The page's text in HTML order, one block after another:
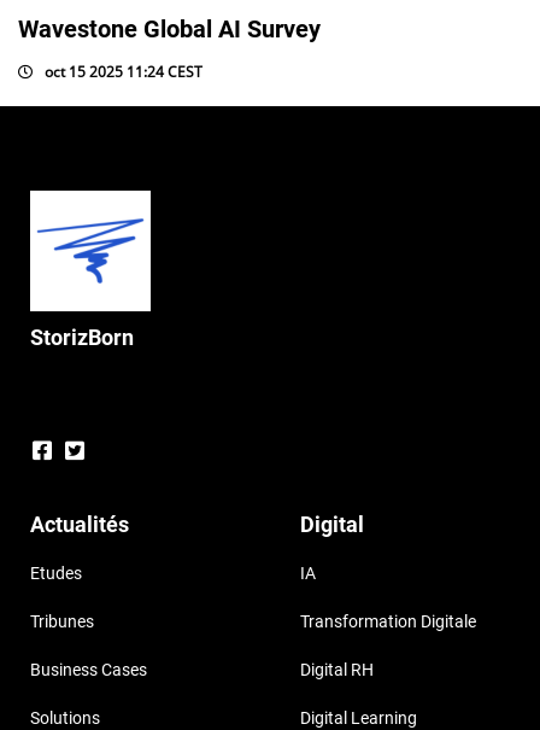
Wavestone Global AI Survey
oct 15 2025 11:24 CEST
StorizBorn
Actualités
Etudes
Tribunes
Business Cases
Solutions
Digital
IA
Transformation Digitale
Digital RH
Digital Learning